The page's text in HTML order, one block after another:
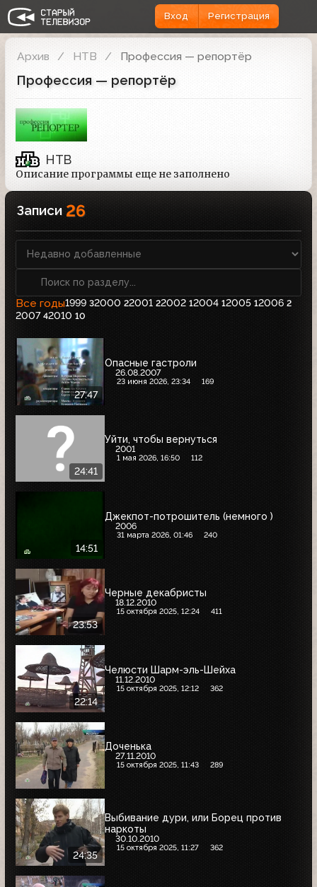
Вход Регистрация
Архив НТВ Профессия — репортёр
Профессия — репортёр
НТВ
Описание программы еще не заполнено
Записи 26
Все годы1999 32000 22001 22002 12004 12005 12006 2
2007 42010 10
27:47
Опасные гастроли
26.08.2007
23 июня 2026, 23:34 169
24:41
Уйти, чтобы вернуться
2001
1 мая 2026, 16:50 112
14:51
Джекпот-потрошитель (немного )
2006
31 марта 2026, 01:46 240
23:53
Черные декабристы
18.12.2010
15 октября 2025, 12:24 411
22:14
Челюсти Шарм-эль-Шейха
11.12.2010
15 октября 2025, 12:12 362
Доченька
27.11.2010
15 октября 2025, 11:43 289
24:35
Выбивание дури, или Борец против
наркоты
30.10.2010
15 октября 2025, 11:27 362